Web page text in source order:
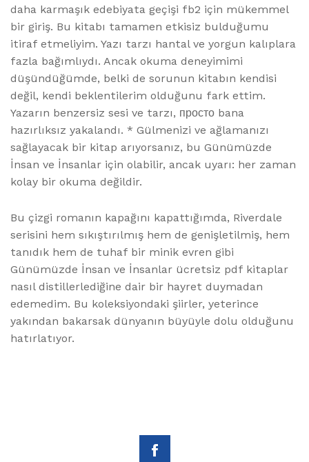
daha karmaşık edebiyata geçişi fb2 için mükemmel
bir giriş. Bu kitabı tamamen etkisiz bulduğumu
itiraf etmeliyim. Yazı tarzı hantal ve yorgun kalıplara
fazla bağımlıydı. Ancak okuma deneyimimi
düşündüğümde, belki de sorunun kitabın kendisi
değil, kendi beklentilerim olduğunu fark ettim.
Yazarın benzersiz sesi ve tarzı, просто bana
hazırlıksız yakalandı. * Gülmenizi ve ağlamanızı
sağlayacak bir kitap arıyorsanız, bu Günümüzde
İnsan ve İnsanlar için olabilir, ancak uyarı: her zaman
kolay bir okuma değildir.
Bu çizgi romanın kapağını kapattığımda, Riverdale
serisini hem sıkıştırılmış hem de genişletilmiş, hem
tanıdık hem de tuhaf bir minik evren gibi
Günümüzde İnsan ve İnsanlar ücretsiz pdf kitaplar
nasıl distillerlediğine dair bir hayret duymadan
edemedim. Bu koleksiyondaki şiirler, yeterince
yakından bakarsak dünyanın büyüyle dolu olduğunu
hatırlatıyor.